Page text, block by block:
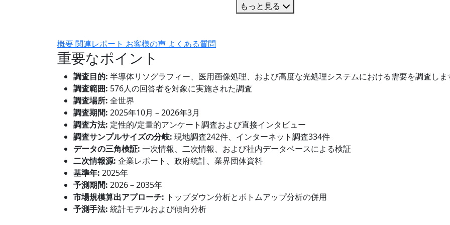
もっと見る
概要関連レポート お客様の声 よくある質問
重要なポイント
調査目的: 半導体リソグラフィー、医用画像処理、および高度な光処理システムにおける需要を調査しま
調査範囲: 576人の回答者を対象に実施された調査
調査場所: 全世界
調査期間: 2025年10月 – 2026年3月
調査方法: 定性的/定量的アンケート調査および直接インタビュー
調査サンプルサイズの分岐: 現地調査242件、インターネット調査334件
データの三角検証: 一次情報、二次情報、および社内データベースによる検証
二次情報源: 企業レポート、政府統計、業界団体資料
基準年: 2025年
予測期間: 2026－2035年
市場規模算出アプローチ: トップダウン分析とボトムアップ分析の併用
予測手法: 統計モデルおよび傾向分析